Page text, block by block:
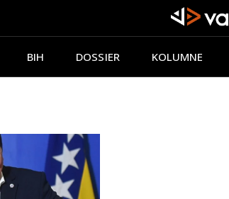
BIH DOSSIER KOLUMNE